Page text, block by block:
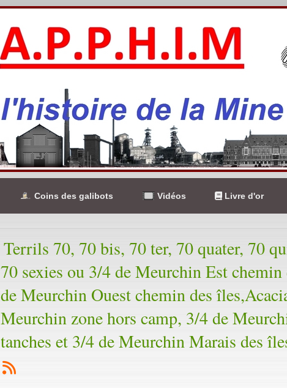
Coins des galibots Vidéos Livre d'or
Terrils 70, 70 bis, 70 ter, 70 quater, 70
70 sexies ou 3/4 de Meurchin Est
de Meurchin Ouest chemin des
Meurchin zone hors camp, 3/4 de
tanches et 3/4 de Meurchin Marais des